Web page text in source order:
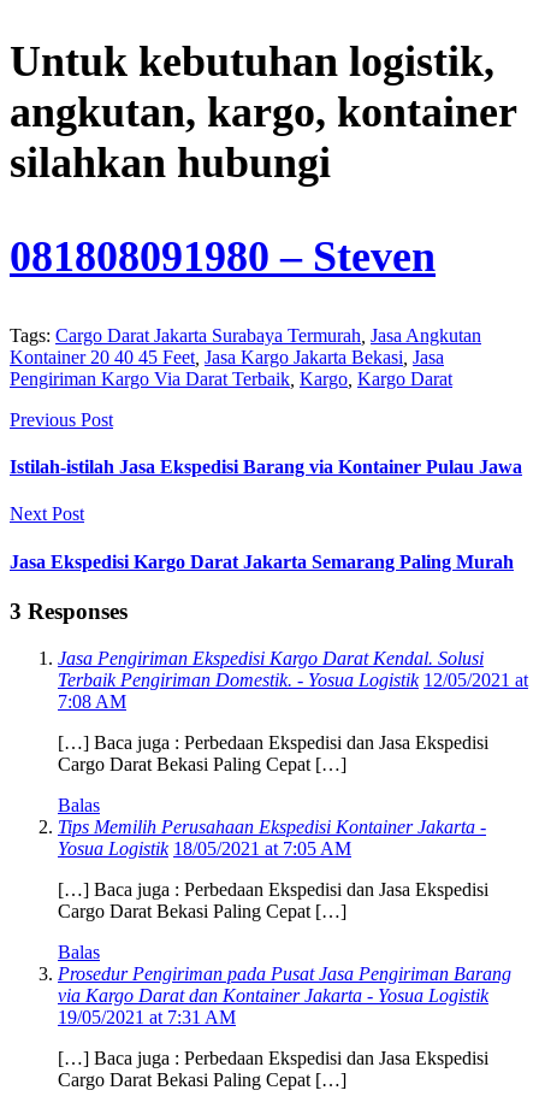
Untuk kebutuhan logistik,
angkutan, kargo, kontainer
silahkan hubungi
081808091980 – Steven
Tags: Cargo Darat Jakarta Surabaya Termurah Jasa Angkutan
Kontainer 20 40 45 Feet Jasa Kargo Jakarta Bekasi Jasa
Pengiriman Kargo Via Darat Terbaik Kargo Kargo Darat
Previous Post
Istilah-istilah Jasa Ekspedisi Barang via Kontainer Pulau Jawa
Next Post
Jasa Ekspedisi Kargo Darat Jakarta Semarang Paling Murah
3 Responses
Jasa Pengiriman Ekspedisi Kargo Darat Kendal. Solusi
Terbaik Pengiriman Domestik. - Yosua Logistik 12/05/2021 at
7:08 AM
[…] Baca juga : Perbedaan Ekspedisi dan Jasa Ekspedisi
Cargo Darat Bekasi Paling Cepat […]
Balas
Tips Memilih Perusahaan Ekspedisi Kontainer Jakarta -
Yosua Logistik 18/05/2021 at 7:05 AM
[…] Baca juga : Perbedaan Ekspedisi dan Jasa Ekspedisi
Cargo Darat Bekasi Paling Cepat […]
Balas
Prosedur Pengiriman pada Pusat Jasa Pengiriman Barang
via Kargo Darat dan Kontainer Jakarta - Yosua Logistik
19/05/2021 at 7:31 AM
[…] Baca juga : Perbedaan Ekspedisi dan Jasa Ekspedisi
Cargo Darat Bekasi Paling Cepat […]